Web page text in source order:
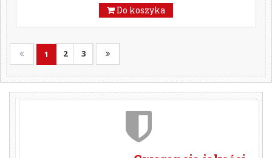
Do koszyka
1 2 3